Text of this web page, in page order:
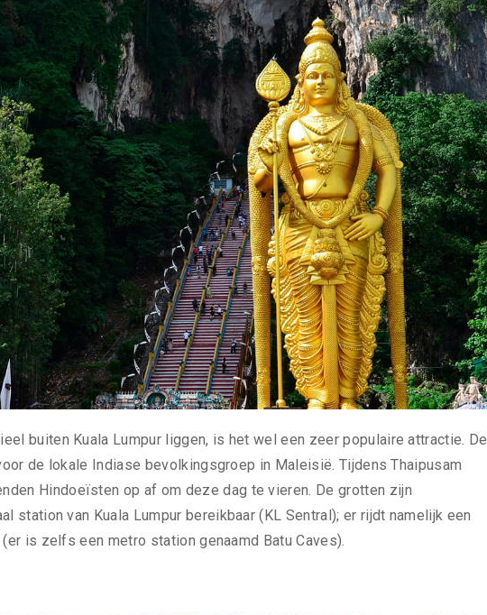
buiten Kuala Lumpur liggen, is het wel een zeer populaire attractie. De
de lokale Indiase bevolkingsgroep in Maleisië. Tijdens Thaipusam
Hindoeïsten op af om deze dag te vieren. De grotten zijn
station van Kuala Lumpur bereikbaar (KL Sentral); er rijdt namelijk een
is zelfs een metro station genaamd Batu Caves).